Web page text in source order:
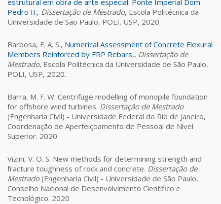
estrutural em obra de arte especial: Ponte Imperial Dom
Pedro II., Dissertação de Mestrado, Escola Politécnica da
Universidade de São Paulo, POLI, USP, 2020.
Barbosa, F. A. S., Numerical Assessment of Concrete Flexural
Members Reinforced by FRP Rebars,, Dissertação de
Mestrado, Escola Politécnica da Universidade de São Paulo,
POLI, USP, 2020.
Barra, M. F. W. Centrifuge modelling of monopile foundation
for offshore wind turbines. Dissertação de Mestrado
(Engenharia Civil) - Universidade Federal do Rio de Janeiro,
Coordenação de Aperfeiçoamento de Pessoal de Nível
Superior. 2020
Vizini, V. O. S. New methods for determining strength and
fracture toughness of rock and concrete. Dissertação de
Mestrado(Engenharia Civil) - Universidade de São Paulo,
Conselho Nacional de Desenvolvimento Científico e
Tecnológico. 2020